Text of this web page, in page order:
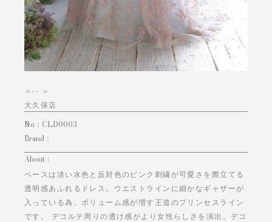
＜-- ＞
大久保店
No： CLD0003
Brand：
About：
ベースは淡い水色と反対色のピンク刺繍が可愛さを際立てる
透明感あふれるドレス。ウエストラインに細かなギャザーが
入っている為、ボリューム感が増す王道のプリンセスライン
です。 デコルテ周りの透け感がより女性らしさを演出。デコ